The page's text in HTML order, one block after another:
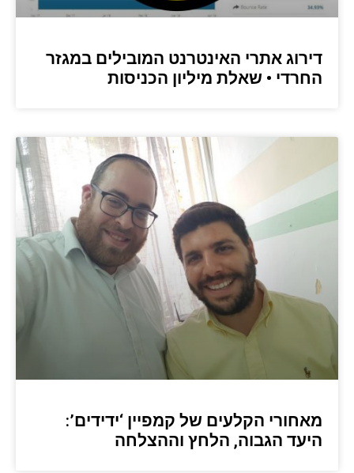
דירוג אתרי האינטרנט המובילים במגזר
החרדי • שאלת מיליון הכניסות
מאחורי הקלעים של קמפיין ‘ידידים’:
היעד הגבוה, הלחץ וההצלחה